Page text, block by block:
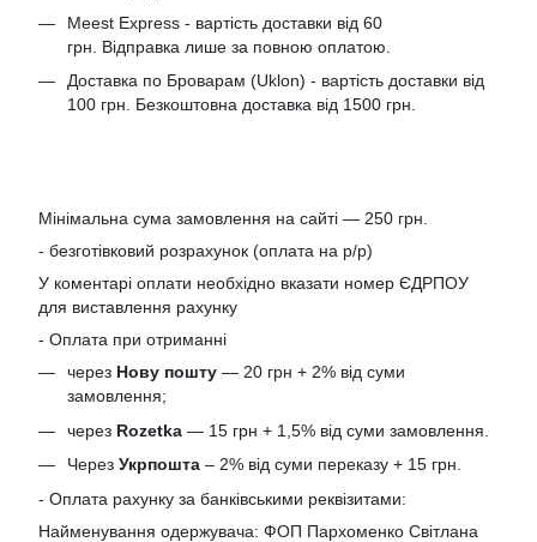
Meest Express - вартість доставки від 60
грн. Відправка лише за повною оплатою.
Доставка по Броварам (Uklon) - вартість доставки від
100 грн. Безкоштовна доставка від 1500 грн.
Мінімальна сума замовлення на сайті — 250 грн.
- безготівковий розрахунок (оплата на р/р)
У коментарі оплати необхідно вказати номер ЄДРПОУ
для виставлення рахунку
- Оплата при отриманні
через Нову пошту — 20 грн + 2% від суми
замовлення;
через Rozetka — 15 грн + 1,5% від суми замовлення.
Через Укрпошта – 2% від суми переказу + 15 грн.
- Оплата рахунку за банківськими реквізитами:
Найменування одержувача: ФОП Пархоменко Світлана